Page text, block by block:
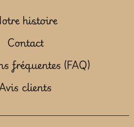
histoire
Contact
fréquentes (FAQ)
clients